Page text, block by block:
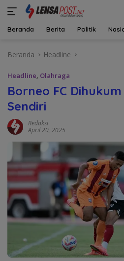
Beranda Berita Politik
Beranda Headline
Headline, Olahraga
Borneo FC
Sendiri
Redaksi
April 20, 2025